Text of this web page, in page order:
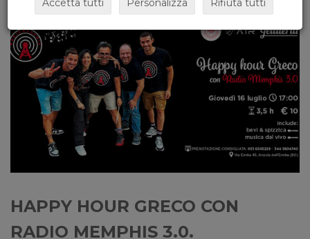
HAPPY HOUR GRECO CON
RADIO MEMPHIS 3.0.